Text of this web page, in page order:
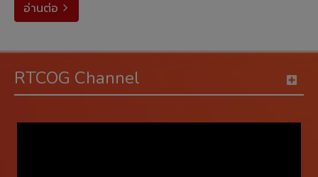
อ่านต่อ
arrow_forward_ios
RTCOG Channel